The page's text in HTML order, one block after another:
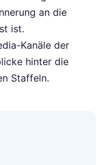
an die
ist.
Kanäle der
hinter die
Staffeln.